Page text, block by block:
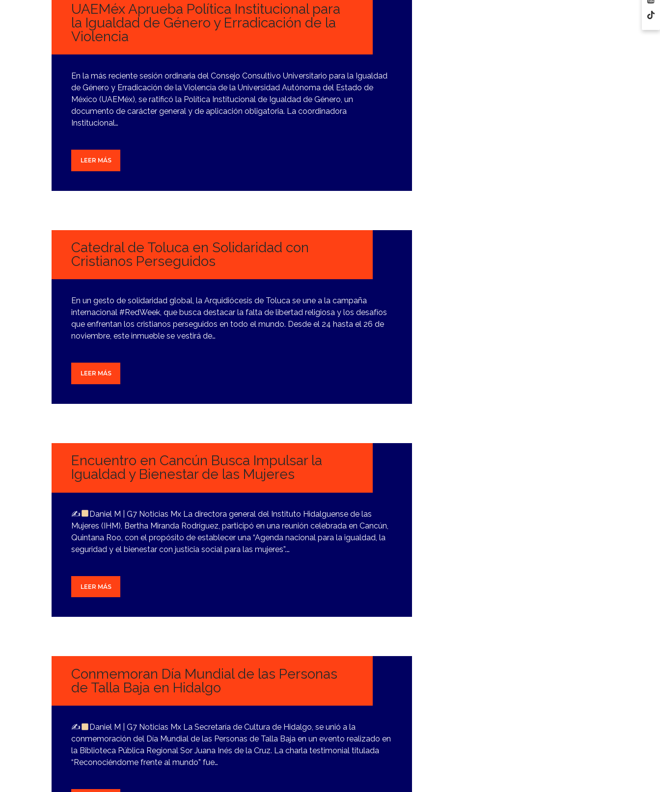
UAEMéx Aprueba Política Institucional para
la Igualdad de Género y Erradicación de la
Violencia
En la más reciente sesión ordinaria del Consejo Consultivo Universitario para la Igualdad
de Género y Erradicación de la Violencia de la Universidad Autónoma del Estado de
México (UAEMéx), se ratificó la Política Institucional de Igualdad de Género, un
documento de carácter general y de aplicación obligatoria. La coordinadora
Institucional…
LEER MÁS
Catedral de Toluca en Solidaridad con
Cristianos Perseguidos
En un gesto de solidaridad global, la Arquidiócesis de Toluca se une a la campaña
internacional #RedWeek, que busca destacar la falta de libertad religiosa y los desafíos
que enfrentan los cristianos perseguidos en todo el mundo. Desde el 24 hasta el 26 de
noviembre, este inmueble se vestirá de…
LEER MÁS
Encuentro en Cancún Busca Impulsar la
Igualdad y Bienestar de las Mujeres
✍
Daniel M | G7 Noticias Mx La directora general del Instituto Hidalguense de las
Mujeres (IHM), Bertha Miranda Rodríguez, participó en una reunión celebrada en Cancún,
Quintana Roo, con el propósito de establecer una “Agenda nacional para la igualdad, la
seguridad y el bienestar con justicia social para las mujeres”.…
LEER MÁS
Conmemoran Día Mundial de las Personas
de Talla Baja en Hidalgo
✍
Daniel M | G7 Noticias Mx La Secretaría de Cultura de Hidalgo, se unió a la
conmemoración del Día Mundial de las Personas de Talla Baja en un evento realizado en
la Biblioteca Pública Regional Sor Juana Inés de la Cruz. La charla testimonial titulada
“Reconociéndome frente al mundo” fue…